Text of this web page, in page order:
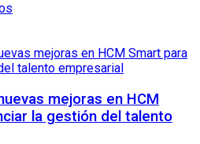
mejoras en HCM
la gestión del talento